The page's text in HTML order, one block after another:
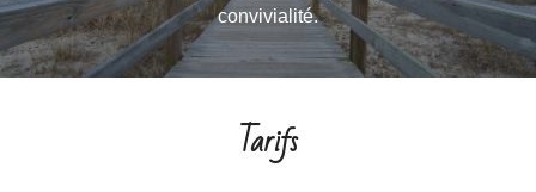
Avis
Inscription Ligne
S'inscrire
convivialité.
Tarifs